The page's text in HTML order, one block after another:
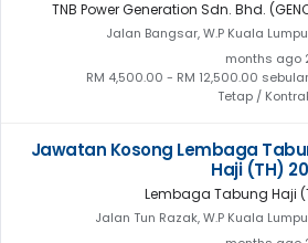
TNB Power Generation Sdn. Bhd.
Jalan Bangsar, W.P Kuala
2
RM 4,500.00 - RM 12,500.00
Tetap /
Jawatan Kosong Lembaga
Haji (TH)
Lembaga Tabung Haji
Jalan Tun Razak, W.P Kuala